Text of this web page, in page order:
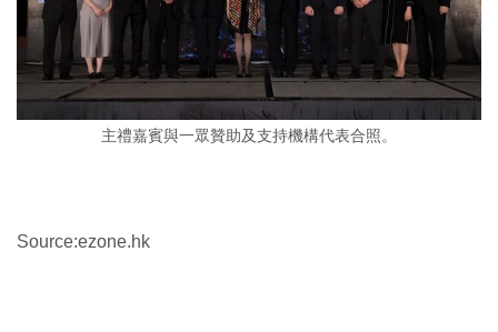
主禮嘉賓與一眾贊助及支持機構代表合照。
Source:ezone.hk